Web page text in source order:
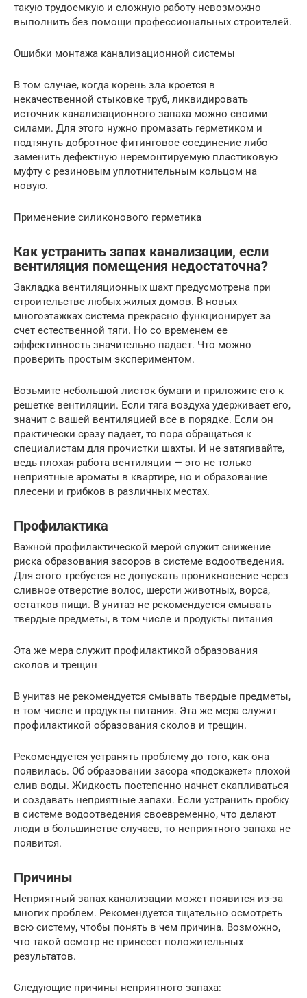
такую трудоемкую и сложную работу невозможно
выполнить без помощи профессиональных строителей.
Ошибки монтажа канализационной системы
В том случае, когда корень зла кроется в
некачественной стыковке труб, ликвидировать
источник канализационного запаха можно своими
силами. Для этого нужно промазать герметиком и
подтянуть добротное фитинговое соединение либо
заменить дефектную неремонтируемую пластиковую
муфту с резиновым уплотнительным кольцом на
новую.
Применение силиконового герметика
Как устранить запах канализации, если
вентиляция помещения недостаточна?
Закладка вентиляционных шахт предусмотрена при
строительстве любых жилых домов. В новых
многоэтажках система прекрасно функционирует за
счет естественной тяги. Но со временем ее
эффективность значительно падает. Что можно
проверить простым экспериментом.
Возьмите небольшой листок бумаги и приложите его к
решетке вентиляции. Если тяга воздуха удерживает его,
значит с вашей вентиляцией все в порядке. Если он
практически сразу падает, то пора обращаться к
специалистам для прочистки шахты. И не затягивайте,
ведь плохая работа вентиляции — это не только
неприятные ароматы в квартире, но и образование
плесени и грибков в различных местах.
Профилактика
Важной профилактической мерой служит снижение
риска образования засоров в системе водоотведения.
Для этого требуется не допускать проникновение через
сливное отверстие волос, шерсти животных, ворса,
остатков пищи. В унитаз не рекомендуется смывать
твердые предметы, в том числе и продукты питания
Эта же мера служит профилактикой образования
сколов и трещин
В унитаз не рекомендуется смывать твердые предметы,
в том числе и продукты питания. Эта же мера служит
профилактикой образования сколов и трещин.
Рекомендуется устранять проблему до того, как она
появилась. Об образовании засора «подскажет» плохой
слив воды. Жидкость постепенно начнет скапливаться
и создавать неприятные запахи. Если устранить пробку
в системе водоотведения своевременно, что делают
люди в большинстве случаев, то неприятного запаха не
появится.
Причины
Неприятный запах канализации может появится из-за
многих проблем. Рекомендуется тщательно осмотреть
всю систему, чтобы понять в чем причина. Возможно,
что такой осмотр не принесет положительных
результатов.
Следующие причины неприятного запаха: